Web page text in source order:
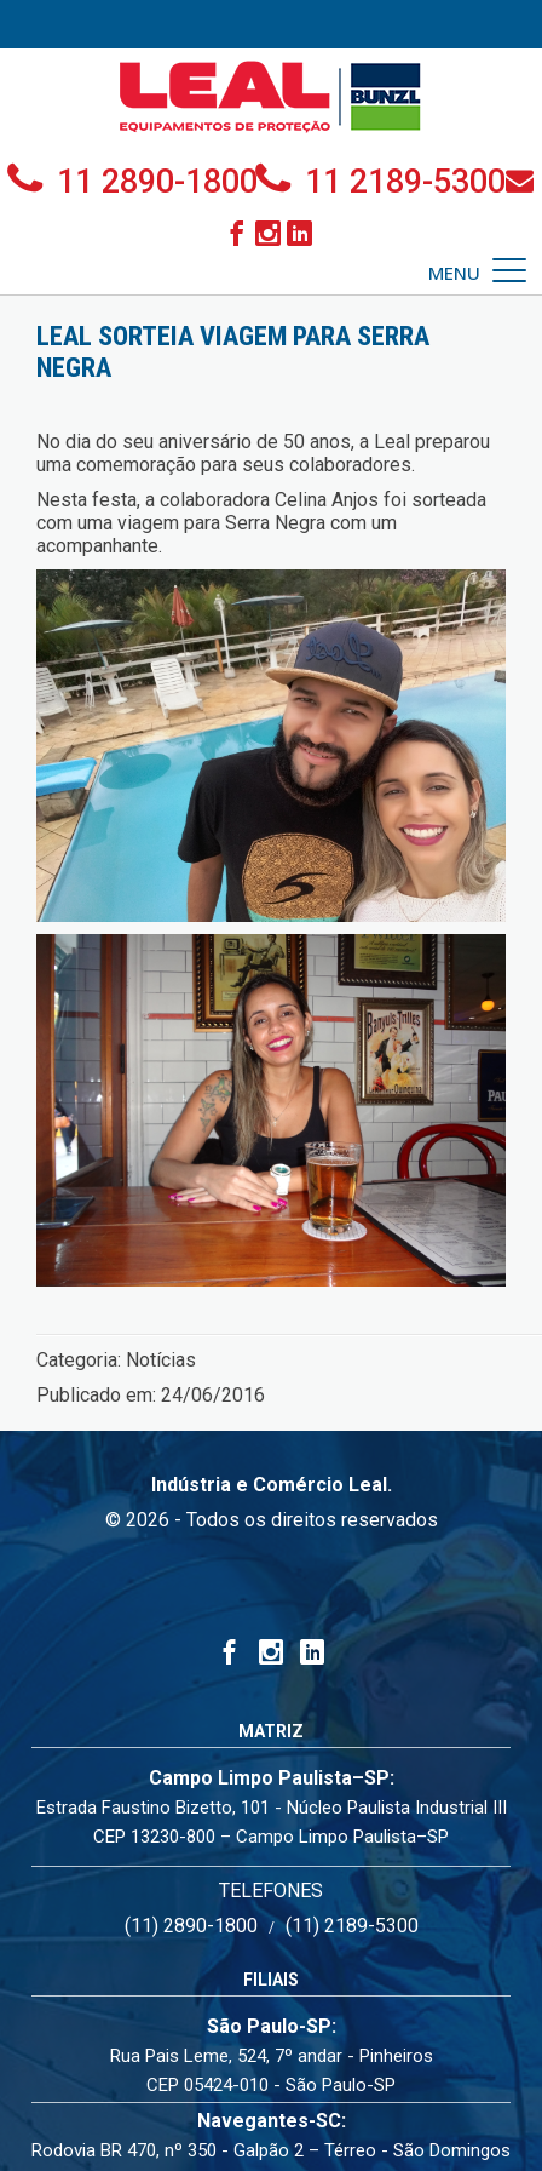
11 2890-1800 11 2189-5300
MENU
LEAL SORTEIA VIAGEM PARA SERRA
NEGRA
No dia do seu aniversário de 50 anos, a Leal preparou
uma comemoração para seus colaboradores.
Nesta festa, a colaboradora Celina Anjos foi sorteada
com uma viagem para Serra Negra com um
acompanhante.
Categoria: Notícias
Publicado em: 24/06/2016
Indústria e Comércio Leal.
© 2026 - Todos os direitos reservados
MATRIZ
Campo Limpo Paulista–SP:
Estrada Faustino Bizetto, 101 - Núcleo Paulista Industrial III
CEP 13230-800 – Campo Limpo Paulista–SP
TELEFONES
(11) 2890-1800/(11) 2189-5300
FILIAIS
São Paulo-SP:
Rua Pais Leme, 524, 7º andar - Pinheiros
CEP 05424-010 - São Paulo-SP
Navegantes-SC:
Rodovia BR 470, nº 350 - Galpão 2 – Térreo - São Domingos